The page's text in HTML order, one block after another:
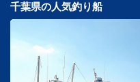
千葉県の人気釣り船